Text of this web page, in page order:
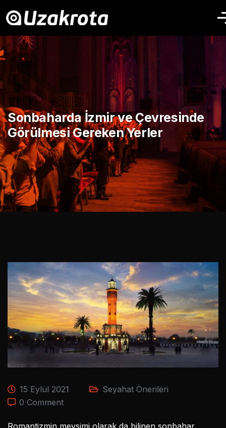
Sonbaharda İzmir ve Çevresinde
Görülmesi Gereken Yerler
15 Eylül 2021
Seyahat Önerileri
0 Comment
Romantizmin mevsimi olarak da bilinen sonbahar,